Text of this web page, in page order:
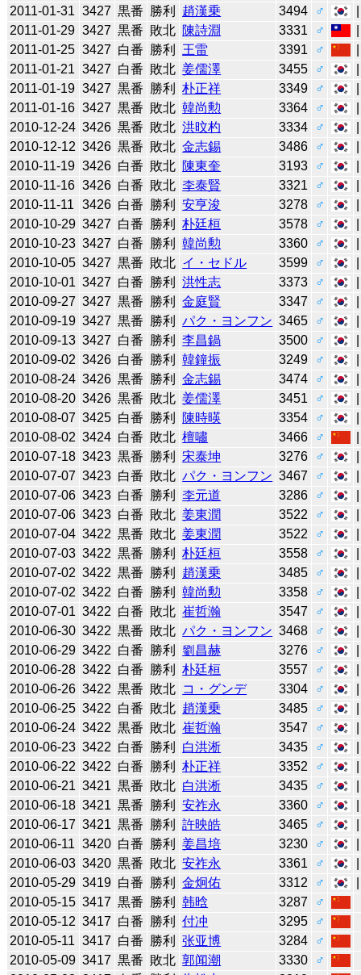
2011-01-31 3427 黒番 勝利 趙漢乗 3494 ♂
2011-01-29 3427 黒番 敗北 陳詩淵 3331 ♂
2011-01-25 3427 白番 勝利 王雷 3391 ♂
2011-01-21 3427 白番 敗北 姜儒澤 3455 ♂
2011-01-19 3427 黒番 勝利 朴正祥 3349 ♂
2011-01-16 3427 黒番 敗北 韓尚勲 3364 ♂
2010-12-24 3426 黒番 敗北 洪旼杓 3334 ♂
2010-12-12 3426 黒番 敗北 金志錫 3486 ♂
2010-11-19 3426 白番 敗北 陳東奎 3193 ♂
2010-11-16 3426 白番 敗北 李泰賢 3321 ♂
2010-11-11
3426 白番 勝利 安亨浚 3278 ♂
2010-10-29 3427 白番 勝利 朴廷桓 3578 ♂
2010-10-23 3427 白番 勝利 韓尚勲 3360 ♂
2010-10-05 3427 黒番 敗北 イ・セドル 3599 ♂
2010-10-01 3427 白番 勝利 洪性志 3373 ♂
2010-09-27 3427 黒番 勝利 金庭賢 3347 ♂
2010-09-19 3427 黒番 勝利 パク・ヨンフン 3465 ♂
2010-09-13 3427 白番 勝利 李昌鍋 3500 ♂
2010-09-02 3426 白番 勝利 韓鐘振 3249 ♂
2010-08-24 3426 黒番 勝利 金志錫 3474 ♂
2010-08-20 3426 黒番 敗北 姜儒澤 3451 ♂
2010-08-07 3425 白番 勝利 陳時暎 3354 ♂
2010-08-02 3424 白番 敗北 檀嘯 3466 ♂
2010-07-18 3423 黒番 勝利 宋泰坤 3276 ♂
2010-07-07 3423 白番 敗北 パク・ヨンフン 3467 ♂
2010-07-06 3423 白番 勝利 李元道 3286 ♂
2010-07-06 3423 白番 敗北 姜東潤 3522 ♂
2010-07-04 3422 黒番 敗北 姜東潤 3522 ♂
2010-07-03 3422 黒番 勝利 朴廷桓 3558 ♂
2010-07-02 3422 黒番 勝利 趙漢乗 3485 ♂
2010-07-02 3422 白番 勝利 韓尚勲 3358 ♂
2010-07-01 3422 白番 敗北 崔哲瀚 3547 ♂
2010-06-30 3422 黒番 敗北 パク・ヨンフン 3468 ♂
2010-06-29 3422 白番 勝利 劉昌赫 3276 ♂
2010-06-28 3422 白番 勝利 朴廷桓 3557 ♂
2010-06-26 3422 黒番 敗北 コ・グンデ 3304 ♂
2010-06-25 3422 白番 敗北 趙漢乗 3485 ♂
2010-06-24 3422 黒番 敗北 崔哲瀚 3547 ♂
2010-06-23 3422 白番 勝利 白洪淅 3435 ♂
2010-06-22 3422 白番 勝利 朴正祥 3352 ♂
2010-06-21 3421 黒番 敗北 白洪淅 3435 ♂
2010-06-18 3421 黒番 勝利 安祚永 3360 ♂
2010-06-17 3421 黒番 勝利 許映皓 3465 ♂
2010-06-11 3420 白番 勝利 姜昌培 3230 ♂
2010-06-03 3420 黒番 敗北 安祚永 3361 ♂
2010-05-29 3419 白番 勝利 金炯佑 3312 ♂
2010-05-15 3417 黒番 勝利 韩晗 3287
♂
2010-05-12 3417 白番 勝利 付冲 3295
♂
2010-05-11 3417 白番 勝利 张亚博 3284
♂
2010-05-09 3417 黒番 敗北 郭闻潮 3330
♂